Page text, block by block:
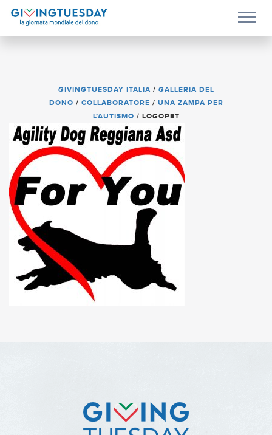
GIVINGTUESDAY ITALIA / GALLERIA DEL
DONO / COLLABORATORE / UNA ZAMPA PER
L’AUTISMO / LOGOPET